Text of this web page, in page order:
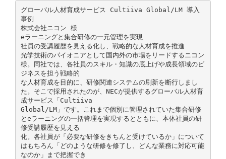
グローバル人材育成サービス Cultiiva Global/LM 導入
事例
株式会社ニコン 様
eラーニングと集合研修の一元管理を実現
社員の受講履歴を見える化し、戦略的な人材育成を推進
光学技術のパイオニアとして国内外の市場をリードするニコン
様。同社では、各社員のスキル・知識の底上げや成長領域のビ
ジネスを担う戦略的
な人材育成を目的に、研修関連システムの刷新を断行しまし
た。そこで採用されたのが、NECが提供するグローバル人材育
成サービス「Cultiiva
Global/LM」です。これまで個別に管理されていた集合研修
とeラーニングの一括管理を実現するとともに、本体社員の研
修受講履歴を見える
化。各社員が「必要な研修をきちんと受けているか」について
はもちろん「どのような研修を修了し、どんな業務に対応可能
なのか」まで把握でき